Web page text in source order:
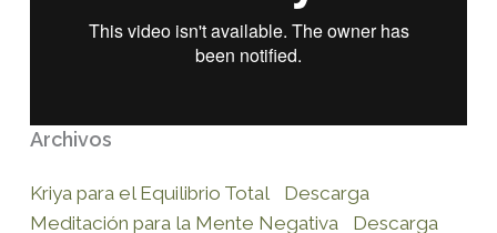
Archivos
Kriya para el Equilibrio Total
Descarga
Meditación para la Mente Negativa
Descarga